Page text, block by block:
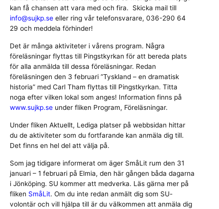
kan få chansen att vara med och fira. Skicka mail till
info@sujkp.se eller ring vår telefonsvarare, 036-290 64
29 och meddela förhinder!
Det är många aktiviteter i vårens program. Några
föreläsningar flyttas till Pingstkyrkan för att bereda plats
för alla anmälda till dessa föreläsningar. Redan
föreläsningen den 3 februari ”Tyskland – en dramatisk
historia” med Carl Tham flyttas till Pingstkyrkan. Titta
noga efter vilken lokal som anges! Information finns på
www.sujkp.se under fliken Program, Föreläsningar.
Under fliken Aktuellt, Lediga platser på webbsidan hittar
du de aktiviteter som du fortfarande kan anmäla dig till.
Det finns en hel del att välja på.
Som jag tidigare informerat om äger SmåLit rum den 31
januari – 1 februari på Elmia, den här gången båda dagarna
i Jönköping. SU kommer att medverka. Läs gärna mer på
fliken SmåLit. Om du inte redan anmält dig som SU-
volontär och vill hjälpa till är du välkommen att anmäla dig